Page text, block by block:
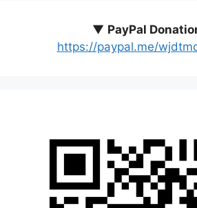
▼ PayPal
https://paypal.me/